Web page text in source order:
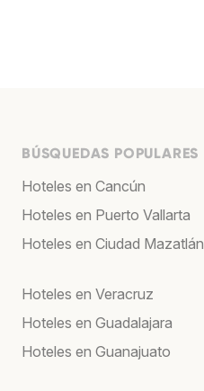
BÚSQUEDAS POPULARES
Hoteles en Cancún
Hoteles en Puerto Vallarta
Hoteles en Ciudad Mazatlán
Hoteles en Veracruz
Hoteles en Guadalajara
Hoteles en Guanajuato